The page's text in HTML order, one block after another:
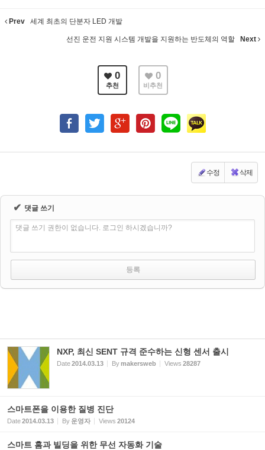
Prev 세계 최초의 단분자 LED 개발
선진 운전 지원 시스템 개발을 지원하는 반도체의 역할 Next
0
추천
0
비추천
수정 삭제
✔ 댓글 쓰기
댓글 쓰기 권한이 없습니다. 로그인 하시겠습니까?
NXP, 최신 SENT 규격 준수하는 신형 센서 출시
Date2014.03.13 Bymakersweb Views 28287
스마트폰을 이용한 질병 진단
Date2014.03.13 By 운영자 Views 20124
스마트 홈과 빌딩을 위한 무선 자동화 기술